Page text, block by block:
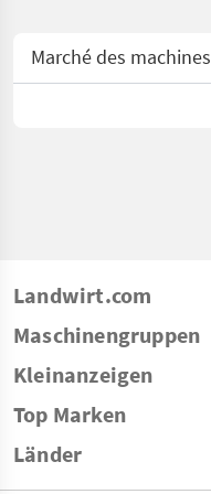
Marché des machines
Landwirt.com
Maschinengruppen
Kleinanzeigen
Top Marken
Länder